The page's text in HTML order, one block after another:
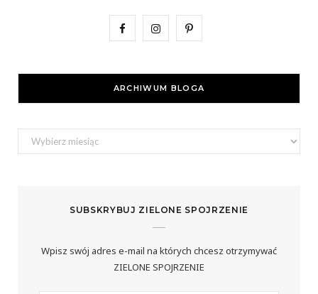
F
e
b
k
I
t
a
a
P
t
e
s
ARCHIWUM BLOGA
Archiwum
bloga
SUBSKRYBUJ ZIELONE SPOJRZENIE
Wpisz swój adres e-mail na których chcesz otrzymywać
ZIELONE SPOJRZENIE